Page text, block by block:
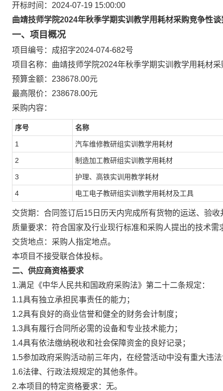
开标时间：2024-07-19 15:00:00
曲靖技师学院2024年秋季学期实训教学用耗材采购竞争性谈
一、项目概况
项目编号： 成招字2024-074-682号
项目名称： 曲靖技师学院2024年秋季学期实训教学用耗材采
预算金额： 238678.00元
最高限价： 238678.00元
采购内容：
序号 名称
1 汽车维修教研组实训 教学用耗材
2 制造加工教研组实训 教学用耗材
3 护理、高铁实训用教学耗材
4 电工电子教研组实训教学用耗材及工具
交货期 ： 合同签订后15 日历天内完成所有货物的运送、验收
质量要求：符合国家及行业现行标准和采购人提出的技术需
交货地点： 采购人指定地点。
本项目不接受联合体投标。
二、供应商资格要求
1.满足《中华人民共和国政府采购法》第二十二条规定 ：
1.1具有独立承担民事责任的能力；
1.2具有良好的商业信誉和健全的财务会计制度；
1.3具有履行合同所必需的设备和专业技术能力；
1.4具有依法缴纳税收和社会保障资金的良好记录；
1.5参加政府采购活动前三年内，在经营活动中没有重大违
1.6法律、行政法规规定的其他条件。
2.本项目的特定资格要求： 无。